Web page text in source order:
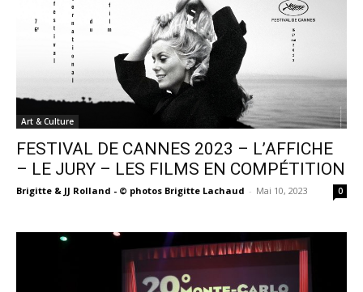
Art & Culture
FESTIVAL DE CANNES 2023 – L’AFFICHE
– LE JURY – LES FILMS EN COMPÉTITION
Brigitte & JJ Rolland - © photos Brigitte Lachaud - Mai 10, 2023 0